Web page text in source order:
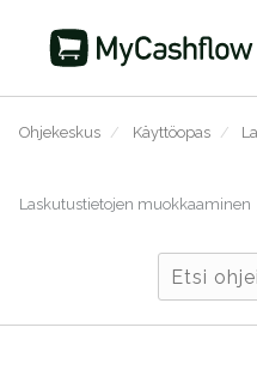
Ohjekeskus / Käyttöopas /
Laskutustietojen muokkaaminen